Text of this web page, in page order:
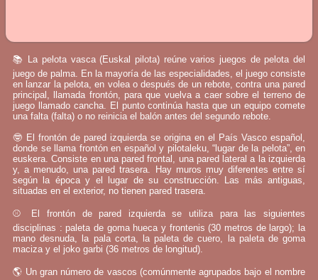
📚 La pelota vasca (Euskal pilota) reúne varios juegos de pelota del
juego de palma. En la mayoría de las especialidades, el juego consiste
en lanzar la pelota, en volea o después de un rebote, contra una pared
principal, llamada frontón, para que vuelva a caer sobre el terreno de
juego llamado cancha. El punto continúa hasta que un equipo comete
una falta (falta) o no reinicia el balón antes del segundo rebote.
🤓 El frontón de pared izquierda se origina en el País Vasco español,
donde se llama frontón en español y pilotaleku, “lugar de la pelota”, en
euskera. Consiste en una pared frontal, una pared lateral a la izquierda
y, a menudo, una pared trasera. Hay muros muy diferentes entre sí
según la época y el lugar de su construcción. Las más antiguas,
situadas en el exterior, no tienen pared trasera.
⚾ El frontón de pared izquierda se utiliza para las siguientes
disciplinas : paleta de goma hueca y frontenis (30 metros de largo); la
mano desnuda, la pala corta, la paleta de cuero, la paleta de goma
maciza y el joko garbi (36 metros de longitud).
🌎 Un gran número de vascos (comúnmente agrupados bajo el nombre